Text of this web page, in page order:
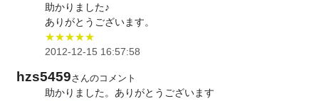
助かりました♪
ありがとうございます。
★★★★★
2012-12-15 16:57:58
hzs5459さんのコメント
助かりました。ありがとうございます